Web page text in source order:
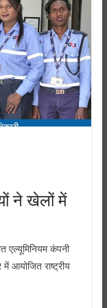
ने खेलों में
एल्यूमिनियम कंपनी
आयोजित राष्ट्रीय